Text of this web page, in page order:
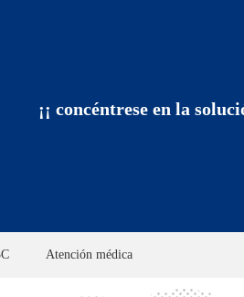
¡¡ concéntrese en la
Atención médica